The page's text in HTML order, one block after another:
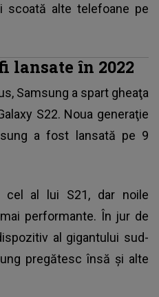
scoată alte telefoane pe
lansate în 2022
Samsung a spart gheaţa
S22. Noua generaţie
a fost lansată pe 9
cel al lui S21, dar noile
performante. În jur de
al gigantului sud-
pregătesc însă şi alte